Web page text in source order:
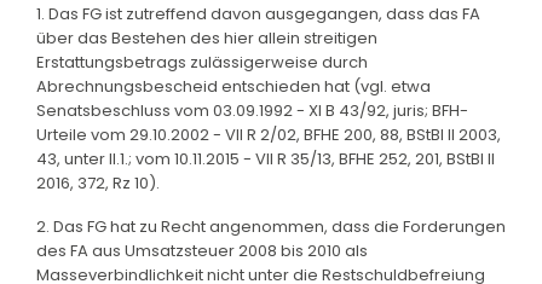
1. Das FG ist zutreffend davon ausgegangen, dass das FA
über das Bestehen des hier allein streitigen
Erstattungsbetrags zulässigerweise durch
Abrechnungsbescheid entschieden hat (vgl. etwa
Senatsbeschluss vom 03.09.1992 - XI B 43/92, juris; BFH-
Urteile vom 29.10.2002 - VII R 2/02, BFHE 200, 88, BStBl II 2003,
43, unter II.1.; vom 10.11.2015 - VII R 35/13, BFHE 252, 201, BStBl II
2016, 372, Rz 10).
2. Das FG hat zu Recht angenommen, dass die Forderungen
des FA aus Umsatzsteuer 2008 bis 2010 als
Masseverbindlichkeit nicht unter die Restschuldbefreiung